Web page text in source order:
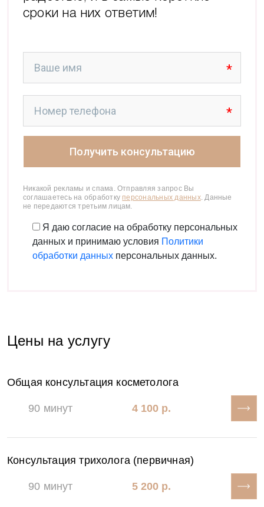
сроки на них ответим!
Никакой рекламы и спама. Отправляя запрос Вы
соглашаетесь на обработку персональных данных. Данные
не передаются третьим лицам.
Я даю согласие на обработку персональных
данных и принимаю условия Политики
обработки данных персональных данных.
Цены на услугу
Общая консультация косметолога
90 минут 4 100 р.
Консультация трихолога (первичная)
90 минут 5 200 р.
персональных данных. Данные не передаются третьим
лицам
обработки данных
Поделиться
ВКонтакте
WhatsApp
Одноклассники